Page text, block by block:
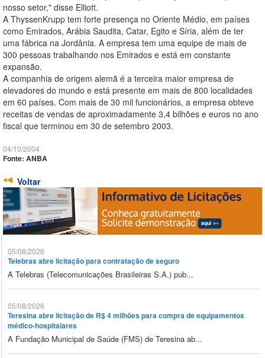
nosso setor," disse Elliott.
A ThyssenKrupp tem forte presença no Oriente Médio, em países
como Emirados, Arábia Saudita, Catar, Egito e Síria, além de ter
uma fábrica na Jordânia. A empresa tem uma equipe de mais de
300 pessoas trabalhando nos Emirados e está em constante
expansão.
A companhia de origem alemã é a terceira maior empresa de
elevadores do mundo e está presente em mais de 800 localidades
em 60 países. Com mais de 30 mil funcionários, a empresa obteve
receitas de vendas de aproximadamente 3,4 bilhões e euros no ano
fiscal que terminou em 30 de setembro 2003.
04/10/2004
Fonte: ANBA
Voltar
05/08/2026
Telebras abre licitação para contratação de seguro
A Telebras (Telecomunicações Brasileiras S.A.) pub...
05/08/2026
Teresina abre licitação de R$ 4 milhões para compra de equipamentos
médico-hospitalares
A Fundação Municipal de Saúde (FMS) de Teresina ab...